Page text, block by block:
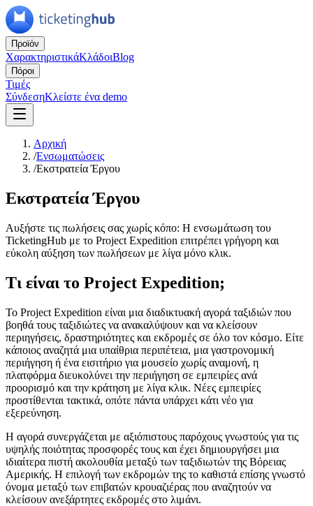
Προϊόν
ΧαρακτηριστικάΚλάδοιBlog
Πόροι
Τιμές
ΣύνδεσηΚλείστε ένα demo
Αρχική
/Ενσωματώσεις
/Εκστρατεία Έργου
Εκστρατεία Έργου
Αυξήστε τις πωλήσεις σας χωρίς κόπο: Η ενσωμάτωση του
TicketingHub με το Project Expedition επιτρέπει γρήγορη και
εύκολη αύξηση των πωλήσεων με λίγα μόνο κλικ.
Τι είναι το Project Expedition;
Το Project Expedition είναι μια διαδικτυακή αγορά ταξιδιών που
βοηθά τους ταξιδιώτες να ανακαλύψουν και να κλείσουν
περιηγήσεις, δραστηριότητες και εκδρομές σε όλο τον κόσμο. Είτε
κάποιος αναζητά μια υπαίθρια περιπέτεια, μια γαστρονομική
περιήγηση ή ένα εισιτήριο για μουσείο χωρίς αναμονή, η
πλατφόρμα διευκολύνει την περιήγηση σε εμπειρίες ανά
προορισμό και την κράτηση με λίγα κλικ. Νέες εμπειρίες
προστίθενται τακτικά, οπότε πάντα υπάρχει κάτι νέο για
εξερεύνηση.
Η αγορά συνεργάζεται με αξιόπιστους παρόχους γνωστούς για τις
υψηλής ποιότητας προσφορές τους και έχει δημιουργήσει μια
ιδιαίτερα πιστή ακολουθία μεταξύ των ταξιδιωτών της Βόρειας
Αμερικής. Η επιλογή των εκδρομών της το καθιστά επίσης γνωστό
όνομα μεταξύ των επιβατών κρουαζιέρας που αναζητούν να
κλείσουν ανεξάρτητες εκδρομές στο λιμάνι.